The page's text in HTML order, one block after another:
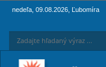
nedeľa, 09.08.2026, Ľubomíra